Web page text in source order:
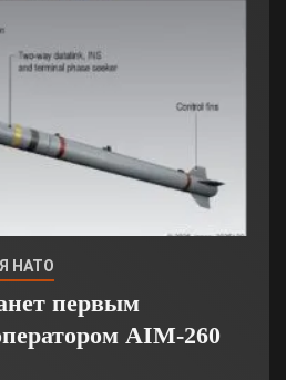
НАТО
первым
AIM-260